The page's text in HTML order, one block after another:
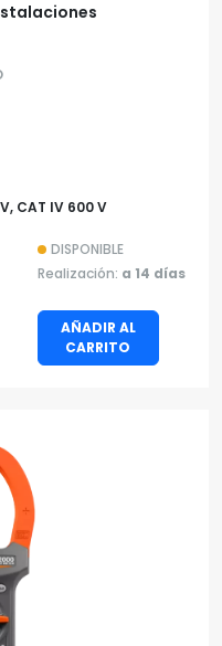
CAT IV 600 V
DISPONIBLE
Realización: a 14 días
AÑADIR AL
CARRITO